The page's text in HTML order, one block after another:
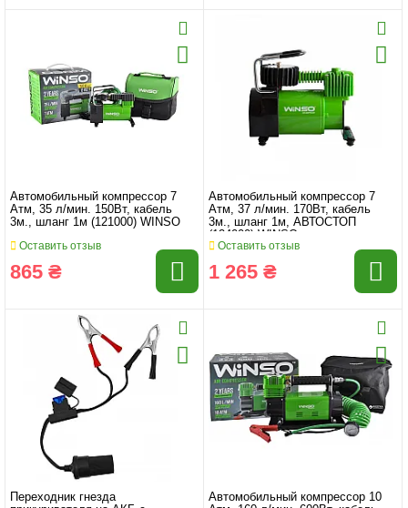
Автомобильный компрессор 7
Атм, 35 л/мин. 150Вт, кабель
3м., шланг 1м (121000) WINSO
Оставить отзыв
865 ₴
Автомобильный компрессор 7
Атм, 37 л/мин. 170Вт, кабель
3м., шланг 1м, АВТОСТОП
(124000) WINSO
Оставить отзыв
1 265 ₴
Переходник гнезда
Автомобильный компрессор 10